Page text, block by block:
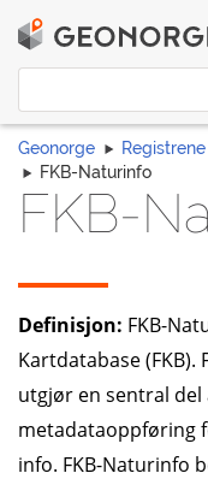
Geonorge Registrene
FKB-Naturinfo
FKB-
Definisjon: FKB-
Kartdatabase (FKB).
utgjør en sentral del
metadataoppføring
info. FKB-Naturinfo